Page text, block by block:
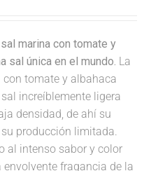
marina con tomate y
sal única en el mundo. La
con tomate y albahaca
increíblemente ligera
densidad, de ahí su
producción limitada.
al intenso sabor y color
envolvente fragancia de la